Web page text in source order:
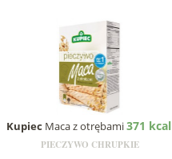
Kupiec Maca z otrębami371 kcal
PIECZYWO CHRUPKIE